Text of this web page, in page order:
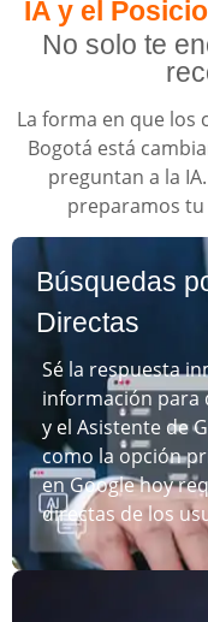
IA y el
No solo te
La forma en que los
Bogotá está
preguntan a la
preparamos tu
Búsquedas
Directas
Sé la respuesta
información para
y el Asistente de
como la opción
en Google hoy
directas de los